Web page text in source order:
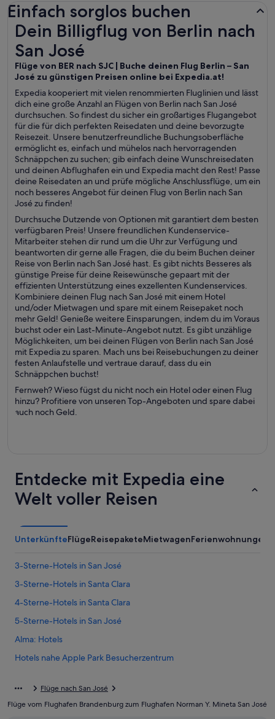
Einfach sorglos buchen
Dein Billigflug von Berlin nach
San José
Flüge von BER nach SJC | Buche deinen Flug Berlin – San
José zu günstigen Preisen online bei Expedia.at!
Expedia kooperiert mit vielen renommierten Fluglinien und lässt
dich eine große Anzahl an Flügen von Berlin nach San José
durchsuchen. So findest du sicher ein großartiges Flugangebot
für die für dich perfekten Reisedaten und deine bevorzugte
Reisezeit. Unsere benutzerfreundliche Buchungsoberfläche
ermöglicht es, einfach und mühelos nach hervorragenden
Schnäppchen zu suchen; gib einfach deine Wunschreisedaten
und deinen Abflughafen ein und Expedia macht den Rest! Passe
deine Reisedaten an und prüfe mögliche Anschlussflüge, um ein
noch besseres Angebot für deinen Flug von Berlin nach San
José zu finden!
Durchsuche Dutzende von Optionen mit garantiert dem besten
verfügbaren Preis! Unsere freundlichen Kundenservice-
Mitarbeiter stehen dir rund um die Uhr zur Verfügung und
beantworten dir gerne alle Fragen, die du beim Buchen deiner
Reise von Berlin nach San José hast. Es gibt nichts Besseres als
günstige Preise für deine Reisewünsche gepaart mit der
effizienten Unterstützung eines exzellenten Kundenservices.
Kombiniere deinen Flug nach San José mit einem Hotel
und/oder Mietwagen und spare mit einem Reisepaket noch
mehr Geld! Genieße weitere Einsparungen, indem du im Voraus
buchst oder ein Last-Minute-Angebot nutzt. Es gibt unzählige
Möglichkeiten, um bei deinen Flügen von Berlin nach San José
mit Expedia zu sparen. Mach uns bei Reisebuchungen zu deiner
festen Anlaufstelle und vertraue darauf, dass du ein
Schnäppchen buchst!
Fernweh? Wieso fügst du nicht noch ein Hotel oder einen Flug
hinzu? Profitiere von unseren Top-Angeboten und spare dabei
auch noch Geld.
Dein Billigflug von Berlin nach San José
Entdecke mit Expedia eine
Welt voller Reisen
UnterkünfteFlügeReisepaketeMietwagenFerienwohnungen
3-Sterne-Hotels in San José
3-Sterne-Hotels in Santa Clara
4-Sterne-Hotels in Santa Clara
5-Sterne-Hotels in San José
Alma: Hotels
Hotels nahe Apple Park Besucherzentrum
Hotels nahe Hauptsitz von Adobe
Flüge nach San José
Flüge vom Flughafen Brandenburg zum Flughafen Norman Y. Mineta San José